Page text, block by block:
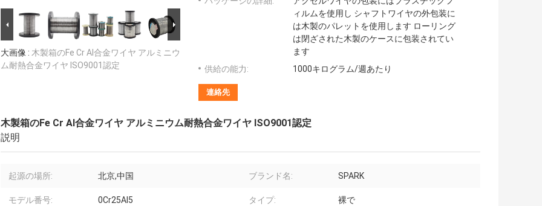
大画像 : 木製箱のFe Cr Al合金ワイヤ アルミニウ
ム耐熱合金ワイヤ ISO9001認定
ィルムを使用し シャフトワイヤの外包装に
は木製のパレットを使用します ローリング
は閉ざされた木製のケースに包装されてい
ます
供給の能力:
1000キログラム/週あたり
連絡先
木製箱のFe Cr Al合金ワイヤ アルミニウム耐熱合金ワイヤ ISO9001認定
説明
起源の場所: 北京,中国 ブランド名: SPARK
モデル番号: 0Cr25Al5 タイプ: 裸で